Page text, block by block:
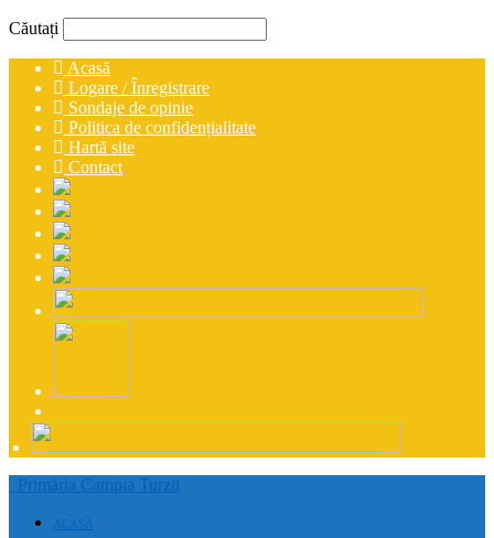
Căutați
Acasă
Logare / Înregistrare
Sondaje de opinie
Politica de confidențialitate
Hartă site
Contact
Primăria Campia Turzii
ACASĂ